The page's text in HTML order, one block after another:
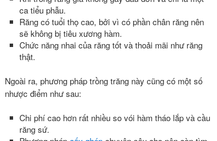
ca tiểu phẫu.
Răng có tuổi thọ cao, bởi vì có phần chân răng nên
sẽ không bị tiêu xương hàm.
Chức năng nhai của răng tốt và thoải mãi như răng
thật.
Ngoài ra, phương pháp trồng trăng này cũng có một số
nhược điểm như sau:
Chi phí cao hơn rất nhiều so vói hàm tháo lắp và cầu
răng sứ.